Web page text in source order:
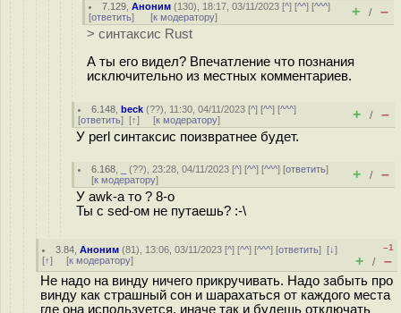
7.129 ,Аноним (130), 18:17, 03/11/2023 [^] [^^] [^^^]
[ответить] [к модератору] + / –
> синтаксис Rust
А ты его видел? Впечатление что познания
исключительно из местных комментариев.
6.148 ,beck (??), 11:30, 04/11/2023 [^] [^^] [^^^]
[ответить] [↑] [к модератору] + / –
У perl синтаксис поизвратнее будет.
6.168 (??), 23:28, 04/11/2023 [^] [^^] [^^^] [ответить]
[к модератору] + / –
У awk-a то ? 8-o
Ты с sed-ом не путаешь? :-\
3.84 ,Аноним (81), 13:06, 03/11/2023 [^] [^^] [^^^] [ответить][↓]
[↑] [к модератору]
–1
+ / –
Не надо на винду ничего прикручивать. Надо забыть про
винду как страшный сон и шарахаться от каждого места
где она используется, иначе так и будешь отключать